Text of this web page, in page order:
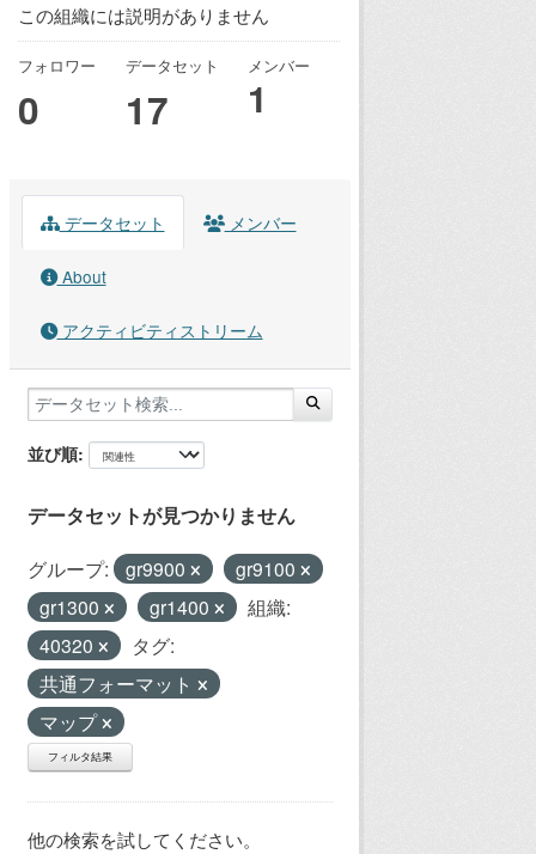
この組織には説明がありません
フォロワー
0
データセット
17
メンバー
1
データセット メンバー
About
アクティビティストリーム
並び順
データセットが見つかりません
グループ: gr9900
gr9100
gr1300
gr1400
組織:
40320
タグ:
共通フォーマット
マップ
フィルタ結果
他の検索を試してください。